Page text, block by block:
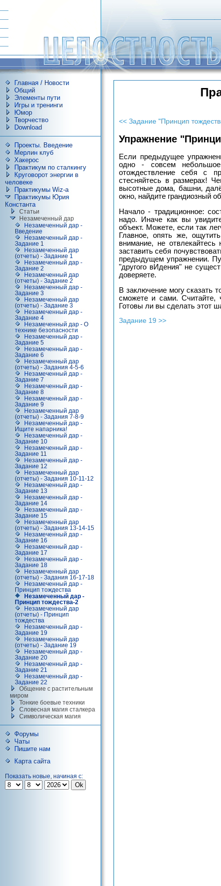
Главная / Новости
Общий
Элементы пути
Игры и тренинги
Юмор
Творчество
Download
Проекты. Введение
Мерлин клуб
Хакерос
Практикум по сталкингу
Круговорот энергии в
человеке
Практикумы Wiz-a
Практикумы Юрия
Константа
Статьи
Незамеченный дар
Незамеченный дар -
Введение
Незамеченный дар -
Задание 1
Незамеченный дар
(отчеты) - Задание 1
Незамеченный дар -
Задание 2
Незамеченный дар
(отчеты) - Задание 2
Незамеченный дар -
Задание 3
Незамеченный дар
(отчеты) - Задание 3
Незамеченный дар -
Задание 4
Незамеченный дар - О
технике безопасности
Незамеченный дар -
Задание 5
Незамеченный дар -
Задание 6
Незамеченный дар
(отчеты) - Задания 4-5-6
Незамеченный дар -
Задание 7
Незамеченный дар -
Задание 8
Незамеченный дар -
Задание 9
Незамеченный дар
(отчеты) - Задания 7-8-9
Незамеченный дар -
Ищите напарника!
Незамеченный дар -
Задание 10
Незамеченный дар -
Задание 11
Незамеченный дар -
Задание 12
Незамеченный дар
(отчеты) - Задания 10-11-12
Незамеченный дар -
Задание 13
Незамеченный дар -
Задание 14
Незамеченный дар -
Задание 15
Незамеченный дар
(отчеты) - Задания 13-14-15
Незамеченный дар -
Задание 16
Незамеченный дар -
Задание 17
Незамеченный дар -
Задание 18
Незамеченный дар
(отчеты) - Задания 16-17-18
Незамеченный дар -
Принцип тождества
Незамеченный дар -
Принцип тождества-2
Незамеченный дар
(отчеты) - Принцип
тождества
Незамеченный дар -
Задание 19
Незамеченный дар
(отчеты) - Задание 19
Незамеченный дар -
Задание 20
Незамеченный дар -
Задание 21
Незамеченный дар -
Задание 22
Общение с растительным
миром
Тонкие боевые техники
Словесная магия сталкера
Символическая магия
Форумы
Чаты
Пишите нам
Карта сайта
Показать новые, начиная с:
<< Задание "Принцип
Упражнение
Если предыдущее
одно - совсем
отождествление себя с
стесняйтесь в размерах!
высотные дома, башни,
окно, найдите грандиозный
Начало - традиционное:
надо. Иначе как вы
объект. Можете, если так
Главное, опять же,
внимание, не
заставить себя
предыдущем упражнении.
"другого вИдения" не
доверяете.
В заключение могу сказать
сможете и сами. Считайте,
Готовы ли вы сделать этот
Задание 19 >>